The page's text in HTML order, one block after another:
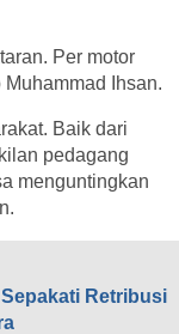
Per motor
Ihsan.
Baik dari
pedagang
menguntingkan
Retribusi